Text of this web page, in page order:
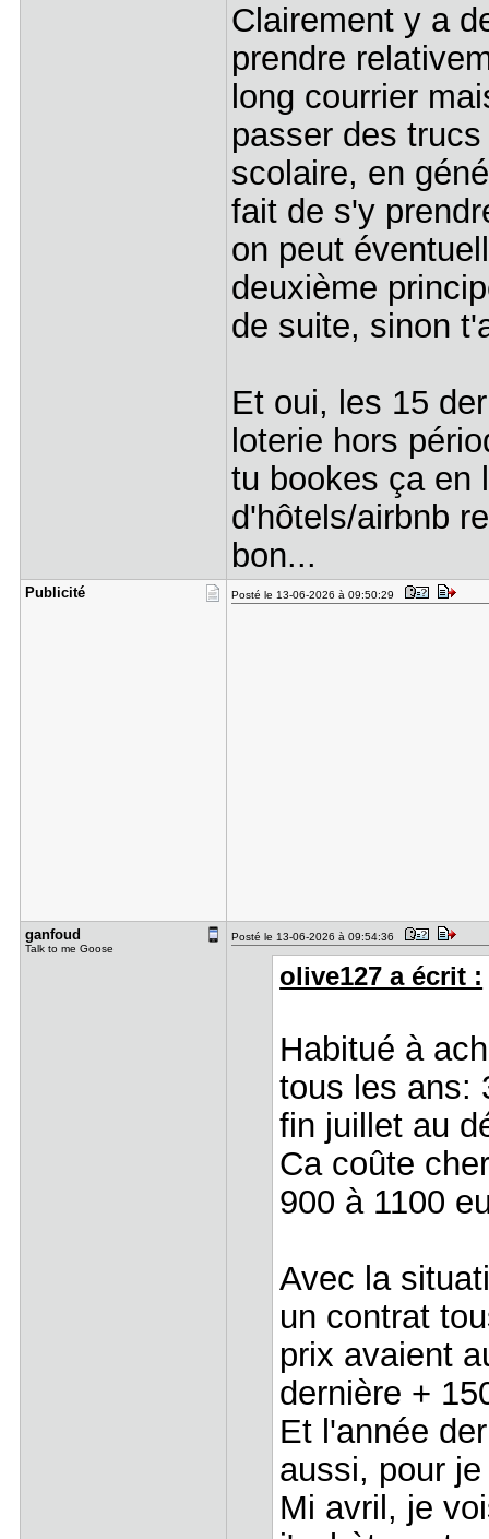
Clairement y a
prendre
long courrier
passer des
scolaire, en
fait de s'y
on peut
deuxième
de suite, sinon
Et oui, les 15
loterie hors
tu bookes ça en
d'hôtels/airbnb
bon...
Publicité Posté le 13-06-2026 à 09:50:29
ganfoud
Talk to me Goose
Posté le 13-06-2026 à 09:54:36
olive127 a écrit :
Habitué à
tous les ans:
fin juillet au
Ca coûte
900 à 1100
Avec la
un contrat
prix avaient
dernière +
Et l'année
aussi, pour
Mi avril, je